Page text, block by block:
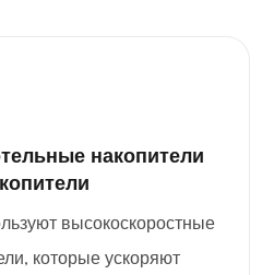
накопители
высокоскоростные
которые ускоряют